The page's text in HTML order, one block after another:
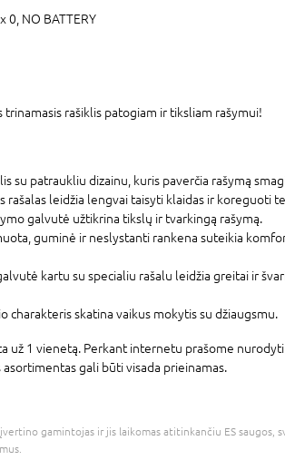
0, NO BATTERY
trinamasis rašiklis patogiam ir tiksliam rašymui!
su patraukliu dizainu, kuris paverčia rašymą
rašalas leidžia lengvai taisyti klaidas ir koreguoti
galvutė užtikrina tikslų ir tvarkingą rašymą.
guminė ir neslystanti rankena suteikia
kartu su specialiu rašalu leidžia greitai ir
charakteris skatina vaikus mokytis su džiaugsmu.
už 1 vienetą. Perkant internetu prašome
gali būti visada prieinamas.
gamintojas ir jis laikomas atitinkančiu ES saugos,